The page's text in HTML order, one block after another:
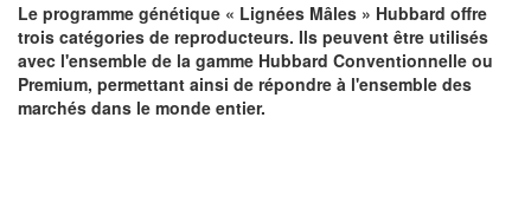
Le programme génétique « Lignées Mâles » Hubbard offre
trois catégories de reproducteurs. Ils peuvent être utilisés
avec l'ensemble de la gamme Hubbard Conventionnelle ou
Premium, permettant ainsi de répondre à l'ensemble des
marchés dans le monde entier.